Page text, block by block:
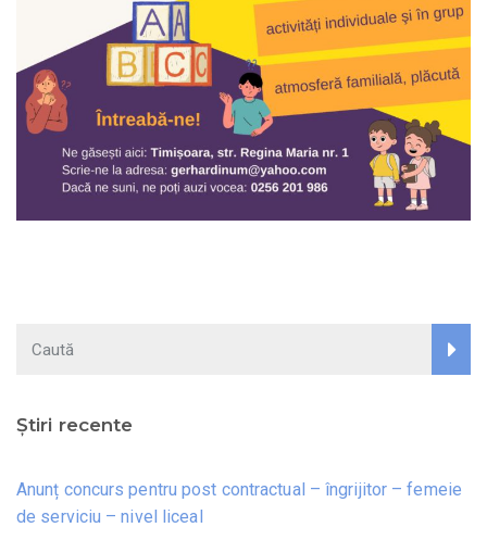
Știri recente
Anunț concurs pentru post contractual – îngrijitor – femeie
de serviciu – nivel liceal